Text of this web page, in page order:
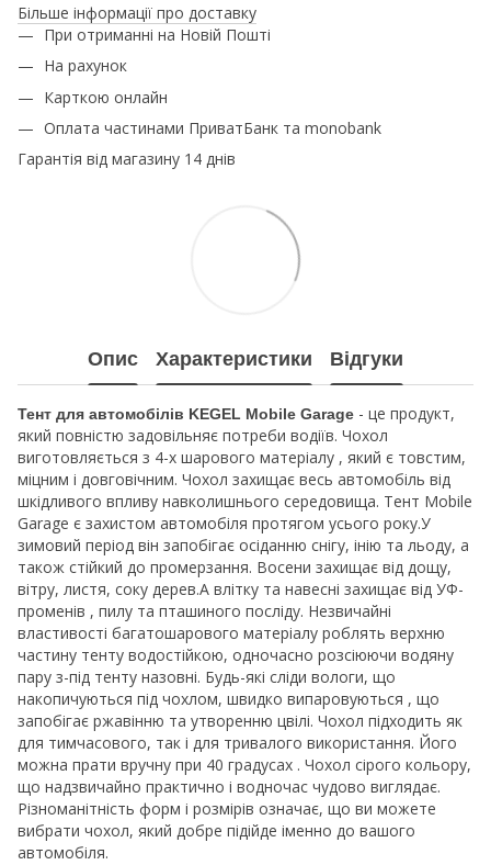
Більше інформації про доставку
При отриманні на Новій Пошті
На рахунок
Карткою онлайн
Оплата частинами ПриватБанк та monobank
Гарантія від магазину 14 днів
Опис Характеристики Відгуки
Тент для автомобілів KEGEL Mobile Garage - це продукт,
який повністю задовільняє потреби водіїв. Чохол
виготовляється з 4-х шарового матеріалу , який є товстим,
міцним і довговічним. Чохол захищає весь автомобіль від
шкідливого впливу навколишнього середовища. Тент Mobile
Garage є захистом автомобіля протягом усього року.У
зимовий період він запобігає осіданню снігу, інію та льоду, а
також стійкий до промерзання. Восени захищає від дощу,
вітру, листя, соку дерев.А влітку та навесні захищає від УФ-
променів , пилу та пташиного посліду. Незвичайні
властивості багатошарового матеріалу роблять верхню
частину тенту водостійкою, одночасно розсіюючи водяну
пару з-під тенту назовні. Будь-які сліди вологи, що
накопичуються під чохлом, швидко випаровуються , що
запобігає ржавінню та утворенню цвілі. Чохол підходить як
для тимчасового, так і для тривалого використання. Його
можна прати вручну при 40 градусах . Чохол сірого кольору,
що надзвичайно практично і водночас чудово виглядає.
Різноманітність форм і розмірів означає, що ви можете
вибрати чохол, який добре підійде іменно до вашого
автомобіля.